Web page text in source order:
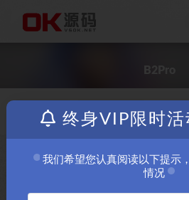
B2Pro
价格 发布日期
终身VIP限时活
我们希望您认真阅读以下提示
情况